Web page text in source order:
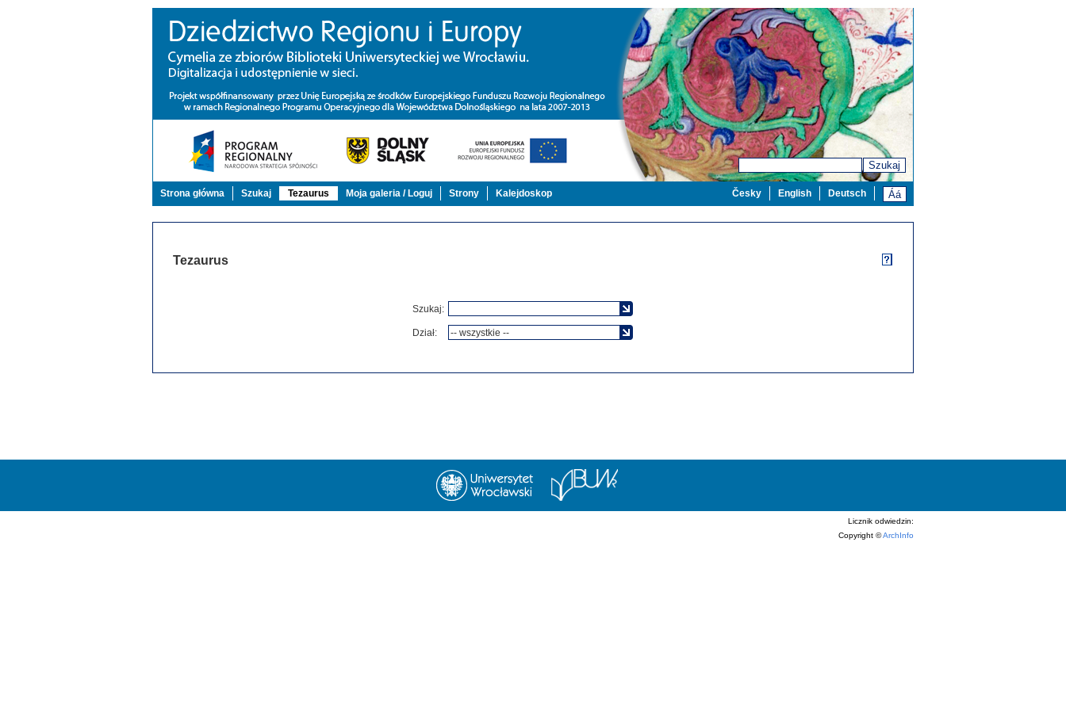
Szukaj
Strona główna Szukaj Tezaurus Moja galeria / Loguj Strony Kalejdoskop Deutsch
English
Česky
Tezaurus
Szukaj:
Dział:
Licznik odwiedzin:
Copyright ©ArchInfo